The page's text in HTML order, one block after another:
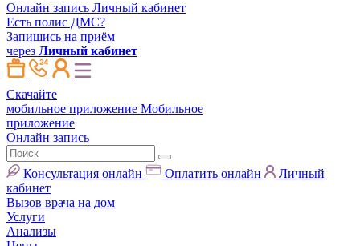
Онлайн запись Личный кабинет
Есть полис ДМС?
Запишись на приём
через Личный кабинет
Скачайте
мобильное приложение Мобильное
приложение
Онлайн запись
Консультация онлайн Оплатить онлайн
Личный
кабинет
Вызов врача на дом
Услуги
Анализы